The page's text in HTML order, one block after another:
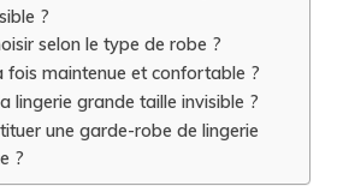
?
selon le type de robe ?
fois maintenue et confortable ?
lingerie grande taille invisible ?
une garde-robe de lingerie
?